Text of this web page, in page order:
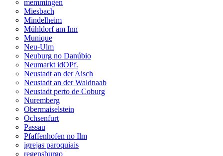
memmingen
Miesbach
Mindelheim
Mühldorf am Inn
Munique
Neu-Ulm
Neuburg no Danúbio
Neumarkt idOPf.
Neustadt an der Aisch
Neustadt an der Waldnaab
Neustadt perto de Coburg
Nuremberg
Obermaiselstein
Ochsenfurt
Passau
Pfaffenhofen no Ilm
igrejas paroquiais
regensburgo